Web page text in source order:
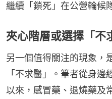
繼續「鎖死」在公營輪候
夾心階層或選擇「不
另一個值得關注的現象，
「不求醫」。筆者從身
以來，感冒藥、退燒藥及